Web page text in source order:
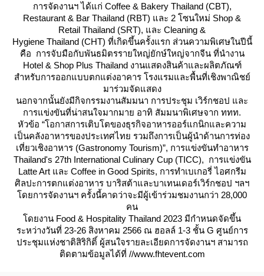
การจัดงานฯ ได้แก่ Coffee & Bakery Thailand (CBT),
Restaurant & Bar Thailand (RBT) และ 2 โซนใหม่ Shop &
Retail Thailand (SRT), และ Cleaning &
Hygiene Thailand (CHT) ที่เกิดขึ้นครั้งแรก ส่วนความพิเศษในปีนี้
คือ การจับมือกับพันธมิตรรายใหญ่ยักษ์ใหญ่จากจีน ที่นำงาน
Hotel & Shop Plus Thailand งานแสดงสินค้าและผลิตภัณฑ์
สำหรับการออกแบบตกแต่งอาคาร โรงแรมและพื้นที่เชิงพาณิชย์
มาร่วมจัดแสดง
นอกจากนั้นยังมีกิจกรรมงานสัมมนา การประชุม เวิร์กชอป และ
การแข่งขันที่น่าสนใจมากมาย อาทิ สัมมนาพิเศษจาก ททท.
หัวข้อ “โอกาสการเติบโตของธุรกิจอาหารออร์แกนิกและความ
เป็นคลังอาหารของประเทศไทย รวมถึงการเป็นผู้นำด้านการท่อง
เที่ยวเชิงอาหาร (Gastronomy Tourism)”, การแข่งขันทำอาหาร
Thailand's 27th International Culinary Cup (TICC), การแข่งขัน
Latte Art และ Coffee in Good Spirits, การทำเบเกอรี่ ไอศกรีม
ศิลปะการตกแต่งอาหาร บาริสต้าและบาเทนเดอร์เวิร์กชอป ฯลฯ
ดยการจัดงานฯ ครั้งนี้คาดว่าจะมีผู้เข้าร่วมชมงานกว่า 28,000
คน
ดยงาน Food & Hospitality Thailand 2023 มีกำหนดจัดขึ้น
ระหว่างวันที่ 23-26 สิงหาคม 2566 ณ ฮอลล์ 1-3 ชั้น G ศูนย์การ
ประชุมแห่งชาติสิริกิติ์ ผู้สนใจรายละเอียดการจัดงานฯ สามารถ
ติดตามข้อมูลได้ที่ //www.fhtevent.com